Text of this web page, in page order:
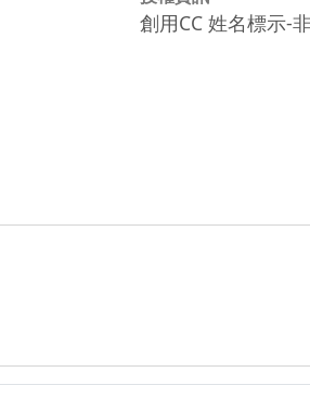
創用CC 姓名標示-